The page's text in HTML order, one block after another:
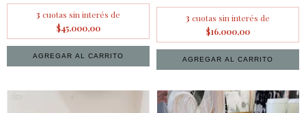
3 cuotas sin interés de
$45.000,00
3 cuotas sin interés de
$16.000,00